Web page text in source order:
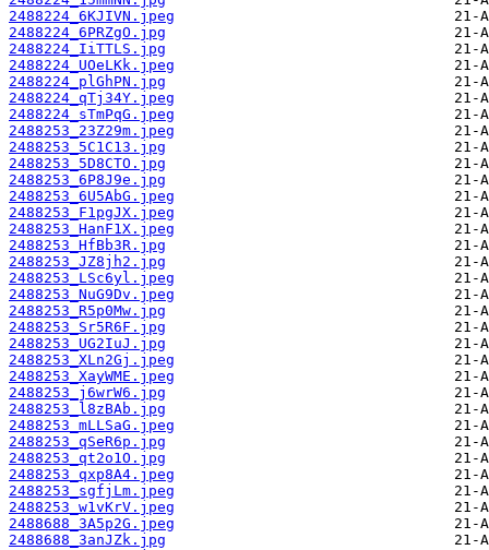
2488224_6KJIVN.jpeg
2488224_6PRZgO.jpg
2488224_IiTTLS.jpg
2488224_UOeLKk.jpeg
2488224_plGhPN.jpg
2488224_qTj34Y.jpeg
2488224_sTmPqG.jpeg
2488253_23Z29m.jpeg
2488253_5C1C13.jpg
2488253_5D8CTO.jpg
2488253_6P8J9e.jpg
2488253_6U5AbG.jpeg
2488253_F1pgJX.jpeg
2488253_HanF1X.jpeg
2488253_HfBb3R.jpg
2488253_JZ8jh2.jpg
2488253_LSc6yl.jpeg
2488253_NuG9Dv.jpeg
2488253_R5p0Mw.jpg
2488253_Sr5R6F.jpg
2488253_UG2IuJ.jpg
2488253_XLn2Gj.jpeg
2488253_XayWME.jpeg
2488253_j6wrW6.jpg
2488253_l8zBAb.jpg
2488253_mLLSaG.jpeg
2488253_qSeR6p.jpg
2488253_qt2o1O.jpg
2488253_qxp8A4.jpeg
2488253_sgfjLm.jpeg
2488253_w1vKrV.jpeg
2488688_3A5p2G.jpeg
2488688_3anJZk.jpg